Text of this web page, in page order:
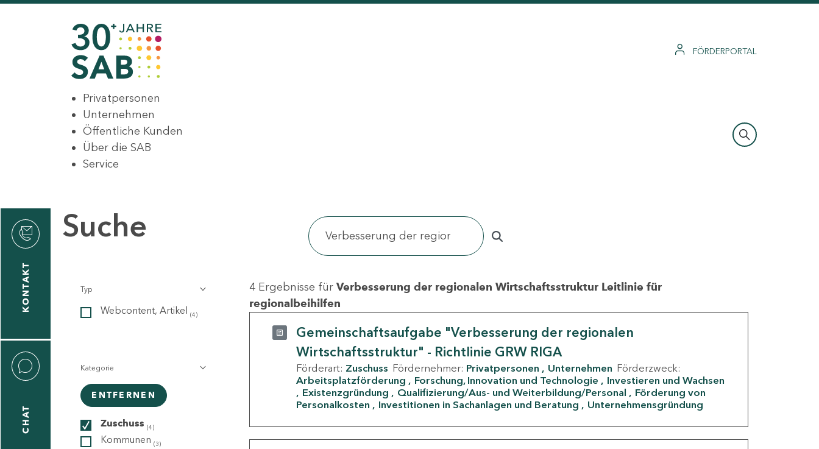
FÖRDERPORTAL
Privatpersonen
Unternehmen
Öffentliche Kunden
Über die SAB
Service
KONTAKT
CHAT
Suche
Typ
Webcontent, Artikel (4)
Kategorie
ENTFERNEN
Zuschuss (4)
Kommunen (3)
4 Ergebnisse für Verbesserung der regionalen Wirtschaftsstruktur Leitlinie für
regionalbeihilfen
Gemeinschaftsaufgabe "Verbesserung der regionalen
Wirtschaftsstruktur" - Richtlinie GRW RIGA
Förderart: Zuschuss Fördernehmer: Privatpersonen Unternehmen Förderzweck:
Arbeitsplatzförderung
Forschung, Innovation und Technologie
Investieren und Wachsen
Existenzgründung
Qualifizierung/Aus- und Weiterbildung/Personal
Förderung von
Personalkosten
Investitionen in Sachanlagen und Beratung Unternehmensgründung